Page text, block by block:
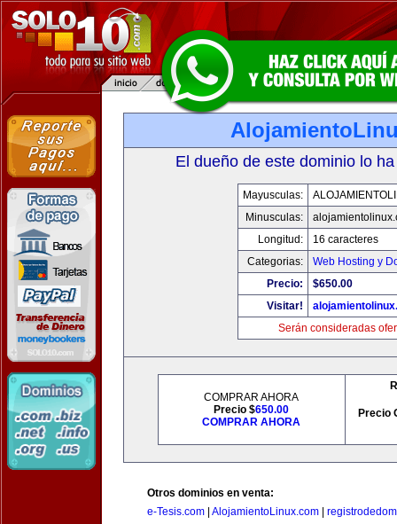
El dueño de este dominio lo
Mayusculas:
Minusculas:
Longitud:
16 caracteres
Categorias:
Web Hosting y
Precio:
$650.00
Visitar!
Serán consideradas
COMPRAR AHORA
Precio $650.00
COMPRAR AHORA
Precio
Otros dominios en venta:
e-Tesis.com AlojamientoLinux.com